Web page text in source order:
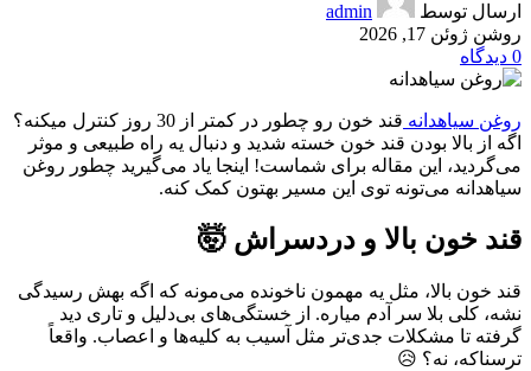
ارسال توسط
admin
روشن ژوئن 17, 2026
0 دیدگاه
روغن سیاهدانه
قند خون رو چطور در کمتر از 30 روز کنترل میکنه؟
اگه از بالا بودن قند خون خسته شدید و دنبال یه راه طبیعی و موثر
می‌گردید، این مقاله برای شماست! اینجا یاد می‌گیرید چطور روغن
سیاهدانه می‌تونه توی این مسیر بهتون کمک کنه.
قند خون بالا و دردسراش 🤯
قند خون بالا، مثل یه مهمون ناخونده می‌مونه که اگه بهش رسیدگی
نشه، کلی بلا سر آدم میاره. از خستگی‌های بی‌دلیل و تاری دید
گرفته تا مشکلات جدی‌تر مثل آسیب به کلیه‌ها و اعصاب. واقعاً
ترسناکه، نه؟ 😥